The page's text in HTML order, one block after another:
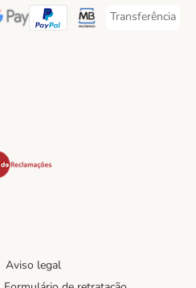
Payment Method
Payment Method
Pay Payment Method
PayPal Payment Method
Multibanco Payment
Transferência
Transferência
Method
Method
Aviso legal